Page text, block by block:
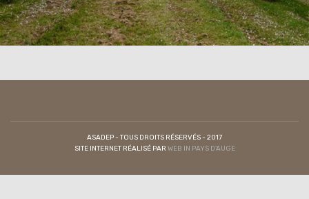
ASADEP - TOUS DROITS RÉSERVÉS - 2017
SITE INTERNET RÉALISÉ PAR WEB IN PAYS D'AUGE